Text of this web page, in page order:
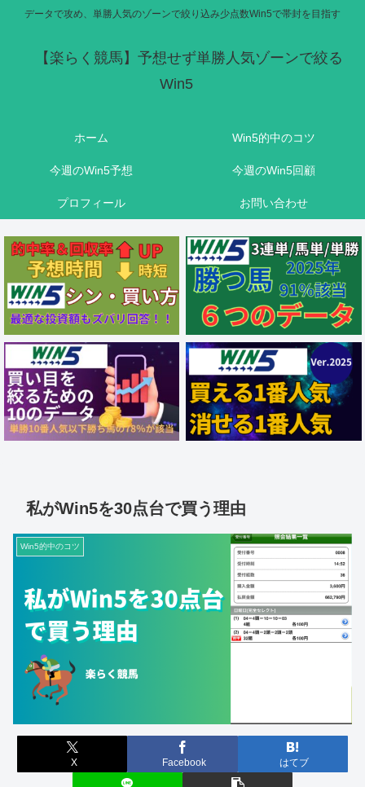
データで攻め、単勝人気のゾーンで絞り込み少点数Win5で帯封を目指す
【楽らく競馬】予想せず単勝人気ゾーンで絞る
Win5
ホーム Win5的中のコツ
今週のWin5予想 今週のWin5回顧
プロフィール お問い合わせ
私がWin5を30点台で買う理由
Win5的中のコツ
X Facebook はてブ